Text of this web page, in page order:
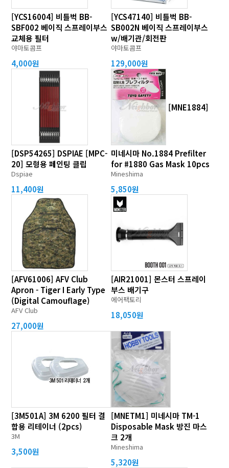
[YCS16004] 비틀벅 BB-
SBF002 베이직 스프레이부스
교체용 필터
야마토콤프
4,000원
[YCS47140] 비틀벅 BB-
SB002N 베이직 스프레이부스
w/배기관/회전판
야마토콤프
129,000원
[DSP54265] DSPIAE [MPC-
20] 모형용 페인팅 클립
Dspiae
11,400원
[MNE1884]
미네시마 No.1884 Prefilter
for #1880 Gas Mask 10pcs
Mineshima
5,850원
[AFV61006] AFV Club
Apron - Tiger I Early Type
(Digital Camouflage)
AFV Club
27,000원
[AIR21001] 몬스터 스프레이
부스 배기구
에어팩토리
18,050원
[3M501A] 3M 6200 필터 결
합용 리테이너 (2pcs)
3M
3,500원
[MNETM1] 미네시마 TM-1
Disposable Mask 방진 마스
크 2개
Mineshima
5,320원